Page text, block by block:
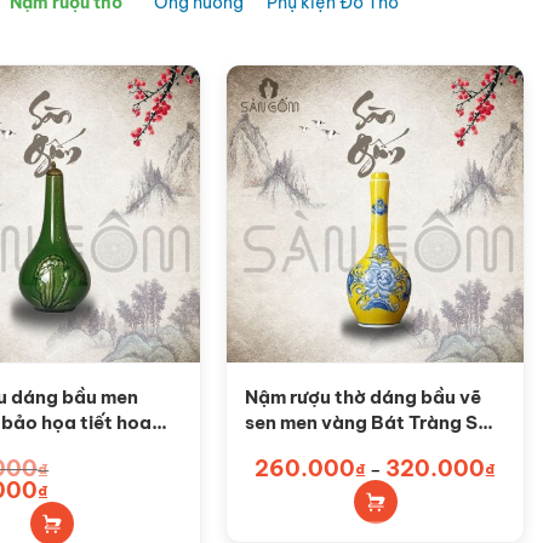
dáng bầu men
họa tiết hoa
₫
₫Giá
hiện
tại
Nậm rượu thờ dáng bầu vẽ
sen men vàng Bát Tràng SG-
260.000₫ – 320.000₫
Sản